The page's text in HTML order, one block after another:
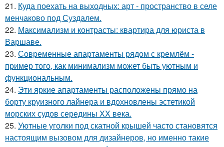
21. Куда поехать на выходных: арт - пространство в селе
менчаково под Суздалем.
22. Максимализм и контрасты: квартира для юриста в
Варшаве.
23. Современные апартаменты рядом с кремлём -
пример того, как минимализм может быть уютным и
функциональным.
24. Эти яркие апартаменты расположены прямо на
борту круизного лайнера и вдохновлены эстетикой
морских судов середины XX века.
25. Уютные уголки под скатной крышей часто становятся
настоящим вызовом для дизайнеров, но именно такие